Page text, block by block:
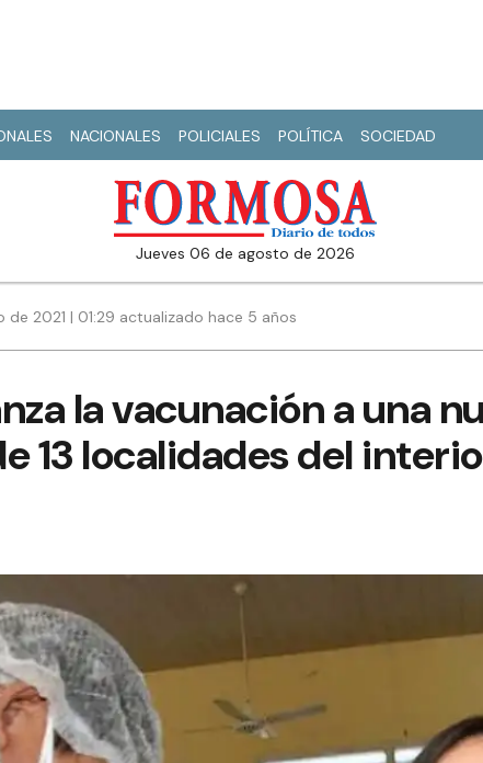
NACIONALES POLICIALES POLÍTICA SOCIEDAD
jueves 06 de agosto de 2026
de 2021 | 01:29 actualizado hace 5 años
la vacunación a una
13 localidades del